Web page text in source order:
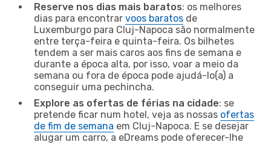
Reserve nos dias mais baratos: os melhores
dias para encontrar voos baratos de
Luxemburgo para Cluj-Napoca são normalmente
entre terça-feira e quinta-feira. Os bilhetes
tendem a ser mais caros aos fins de semana e
durante a época alta, por isso, voar a meio da
semana ou fora de época pode ajudá-lo(a) a
conseguir uma pechincha.
Explore as ofertas de férias na cidade: se
pretende ficar num hotel, veja as nossas ofertas
de fim de semana em Cluj-Napoca. E se desejar
alugar um carro, a eDreams pode oferecer-lhe